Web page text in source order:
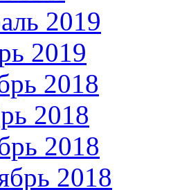
2019
2019
2018
2018
2018
2018